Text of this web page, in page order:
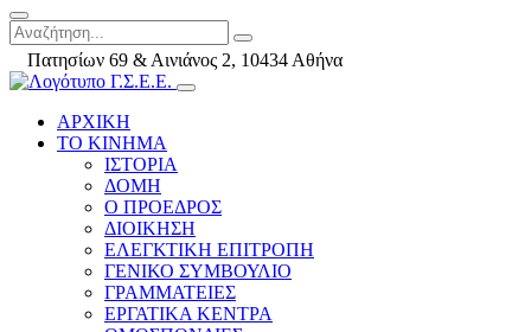
Πατησίων 69 & Αινιάνος 2, 10434 Αθήνα
ΑΡΧΙΚΗ
ΤΟ ΚΙΝΗΜΑ
ΙΣΤΟΡΙΑ
ΔΟΜΗ
Ο ΠΡΟΕΔΡΟΣ
ΔΙΟΙΚΗΣΗ
ΕΛΕΓΚΤΙΚΗ ΕΠΙΤΡΟΠΗ
ΓΕΝΙΚΟ ΣΥΜΒΟΥΛΙΟ
ΓΡΑΜΜΑΤΕΙΕΣ
ΕΡΓΑΤΙΚΑ ΚΕΝΤΡΑ